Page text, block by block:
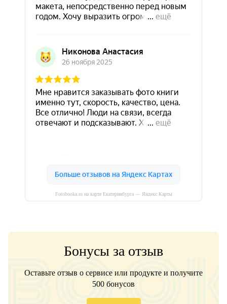
Fotobooka.ru на карте Екатеринбурга — Яндекс Карты
Бонусы за отзыв
Оставьте отзыв о сервисе или продукте и получите
500 бонусов